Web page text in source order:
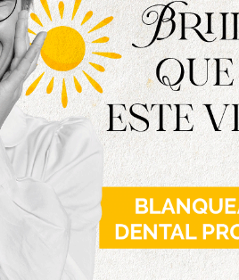
uno de los tordesillanos», afirmó
de mantener viva la
las miserias de posguerra y
culturales, tradicionales y
la Librería Carmela, y tendrá
autor ya está muy avanzada y